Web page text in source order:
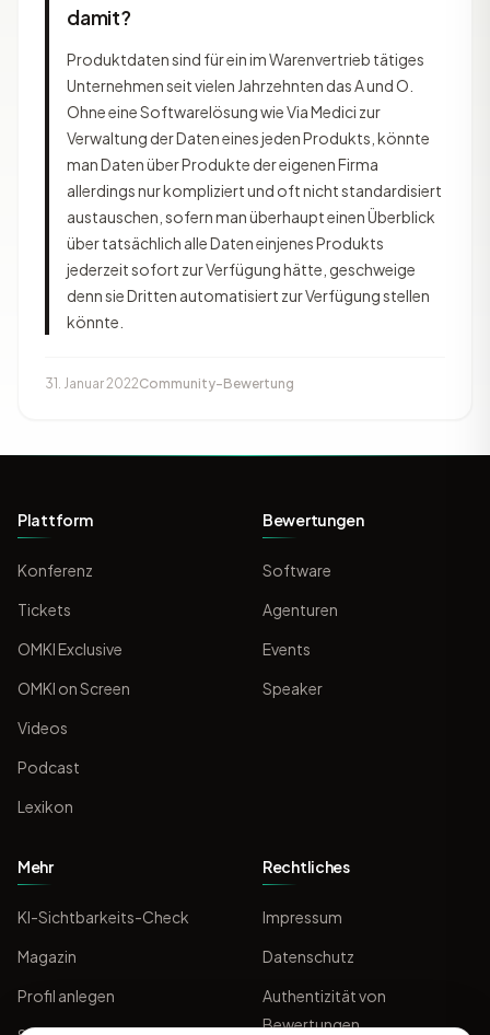
damit?
Produktdaten sind für ein im Warenvertrieb tätiges
Unternehmen seit vielen Jahrzehnten das A und O.
Ohne eine Softwarelösung wie Via Medici zur
Verwaltung der Daten eines jeden Produkts, könnte
man Daten über Produkte der eigenen Firma
allerdings nur kompliziert und oft nicht standardisiert
austauschen, sofern man überhaupt einen Überblick
über tatsächlich alle Daten einjenes Produkts
jederzeit sofort zur Verfügung hätte, geschweige
denn sie Dritten automatisiert zur Verfügung stellen
könnte.
31. Januar 2022Community-Bewertung
Plattform
Konferenz
Tickets
OMKI Exclusive
OMKI on Screen
Videos
Podcast
Lexikon
Bewertungen
Software
Agenturen
Events
Speaker
Mehr
KI-Sichtbarkeits-Check
Magazin
Profil anlegen
Rechtliches
Impressum
Datenschutz
Authentizität von
Bewertungen